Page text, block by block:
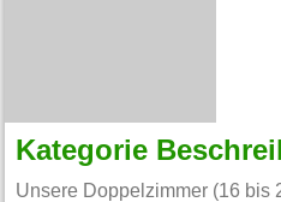
Kategorie
Unsere Doppelzimmer (16 bis